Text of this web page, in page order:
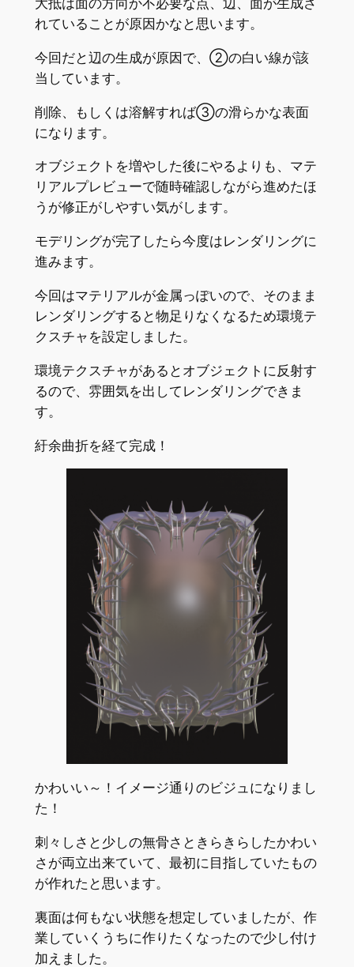
大抵は面の方向か不必要な点、辺、面が生成さ
れていることが原因かなと思います。
今回だと辺の生成が原因で、②の白い線が該
当しています。
削除、もしくは溶解すれば③の滑らかな表面
になります。
オブジェクトを増やした後にやるよりも、マテ
リアルプレビューで随時確認しながら進めたほ
うが修正がしやすい気がします。
モデリングが完了したら今度はレンダリングに
進みます。
今回はマテリアルが金属っぽいので、そのまま
レンダリングすると物足りなくなるため環境テ
クスチャを設定しました。
環境テクスチャがあるとオブジェクトに反射す
るので、雰囲気を出してレンダリングできま
す。
紆余曲折を経て完成！
かわいい～！イメージ通りのビジュになりまし
た！
刺々しさと少しの無骨さときらきらしたかわい
さが両立出来ていて、最初に目指していたもの
が作れたと思います。
裏面は何もない状態を想定していましたが、作
業していくうちに作りたくなったので少し付け
加えました。